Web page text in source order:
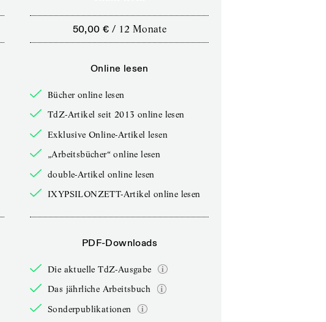
50,00 € / 12 Monate
Online lesen
Bücher online lesen
TdZ-Artikel seit 2013 online lesen
Exklusive Online-Artikel lesen
„Arbeitsbücher“ online lesen
double-Artikel online lesen
IXYPSILONZETT-Artikel online lesen
PDF-Downloads
Die aktuelle TdZ-Ausgabe
Das jährliche Arbeitsbuch
Sonderpublikationen